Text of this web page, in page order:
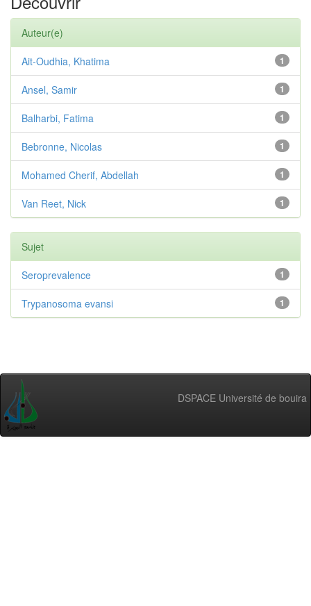
Auteur(e)
1
Ait-Oudhia, Khatima
1
Ansel, Samir
1
Balharbi, Fatima
1
Bebronne, Nicolas
1
Mohamed Cherif, Abdellah
1
Van Reet, Nick
Sujet
1
Seroprevalence
1
Trypanosoma evansi
DSPACE Université de bouira